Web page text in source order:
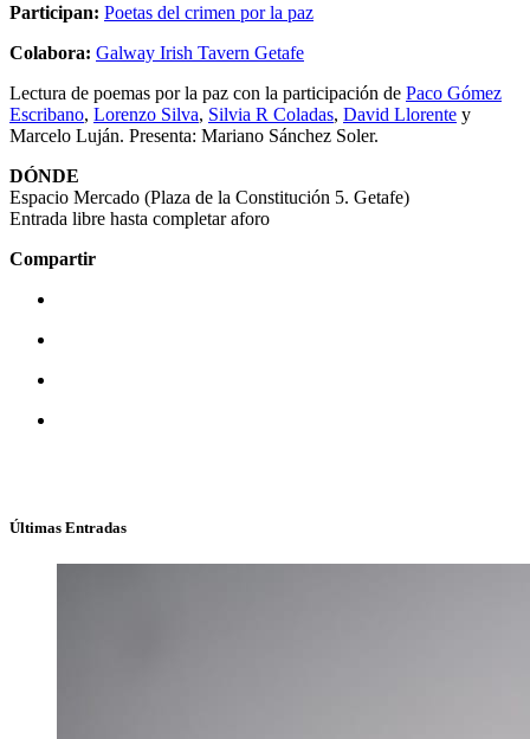
Participan: Poetas del crimen por la paz
Colabora: Galway Irish Tavern Getafe
Lectura de poemas por la paz con la participación de Paco Gómez
Escribano, Lorenzo Silva, Silvia R Coladas, David Llorente y
Marcelo Luján. Presenta: Mariano Sánchez Soler.
DÓNDE
Espacio Mercado (Plaza de la Constitución 5. Getafe)
Entrada libre hasta completar aforo
Compartir
Últimas Entradas